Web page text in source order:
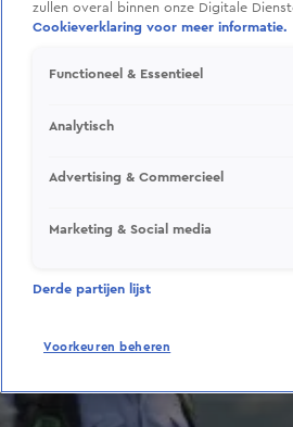
zullen overal binnen onze Digitale
Cookieverklaring voor meer informatie.
Functioneel & Essentieel
Analytisch
Advertising & Commercieel
Marketing & Social media
Derde partijen lijst
Voorkeuren beheren